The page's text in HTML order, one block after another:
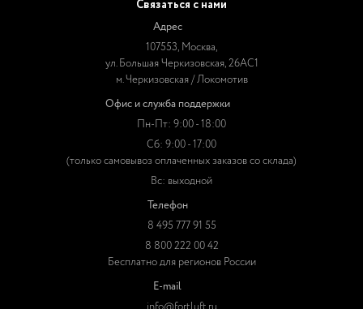
Связаться с нами
Адрес
107553, Москва,
ул. Большая Черкизовская, 26АС1
м. Черкизовская / Локомотив
Офис и служба поддержки
Пн-Пт: 9:00 - 18:00
Сб: 9:00 - 17:00
(только самовывоз оплаченных заказов со склада)
Вс: выходной
Телефон
8 495 777 91 55
8 800 222 00 42
Бесплатно для регионов России
E-mail